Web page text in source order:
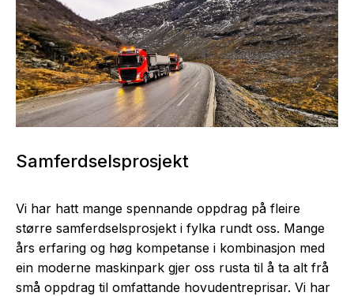
Samferdselsprosjekt
Vi har hatt mange spennande oppdrag på fleire
større samferdselsprosjekt i fylka rundt oss. Mange
års erfaring og høg kompetanse i kombinasjon med
ein moderne maskinpark gjer oss rusta til å ta alt frå
små oppdrag til omfattande hovudentreprisar. Vi har